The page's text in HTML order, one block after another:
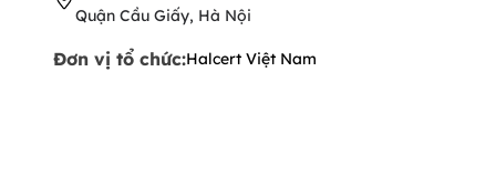
Quận Cầu Giấy, Hà Nội
Đơn vị tổ chức:Halcert Việt Nam